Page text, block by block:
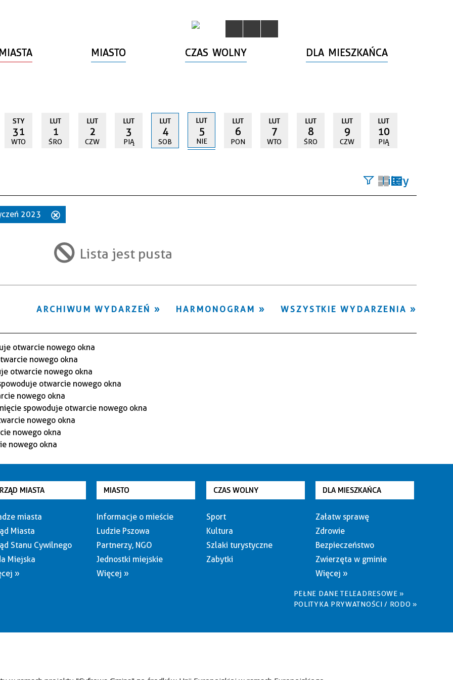
MIASTO CZAS WOLNY DLA MIESZKAŃCA
STY
31
WTO
LUT
1
ŚRO
LUT
2
CZW
LUT
3
PIĄ
LUT
4
SOB
LUT
5
NIE
LUT
6
PON
LUT
7
WTO
LUT
8
ŚRO
LUT
9
CZW
LUT
10
PIĄ
Filtry
Miejsce
2023
filtr
Lista jest pusta
WSZYSTKIE WYDARZENIA
HARMONOGRAM
ARCHIWUM WYDARZEŃ
MIASTA
miasta
Miasta
Stanu Cywilnego
Miejska
»
MIASTO
Informacje o mieście
Ludzie Pszowa
Partnerzy, NGO
Jednostki miejskie
Więcej »
CZAS WOLNY
Sport
Kultura
Szlaki turystyczne
Zabytki
DLA MIESZKAŃCA
Załatw sprawę
Zdrowie
Bezpieczeństwo
Zwierzęta w gminie
Więcej »
PEŁNE DANE TELEADRESOWE »
POLITYKA PRYWATNOŚCI / RODO »